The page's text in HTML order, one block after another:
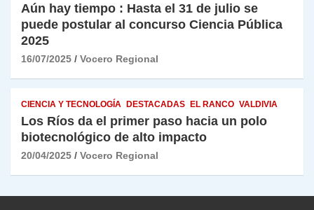
Aún hay tiempo : Hasta el 31 de julio se
puede postular al concurso Ciencia Pública
2025
16/07/2025 Vocero Regional
CIENCIA Y TECNOLOGÍA DESTACADAS EL RANCO VALDIVIA
Los Ríos da el primer paso hacia un polo
biotecnológico de alto impacto
20/04/2025 Vocero Regional